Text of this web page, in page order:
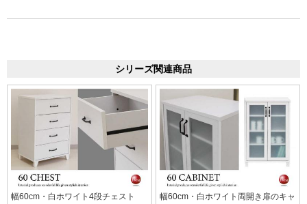
シリーズ関連商品
幅60cm・白ホワイト4段チェスト
幅60cm・白ホワイト両開き扉のキャ